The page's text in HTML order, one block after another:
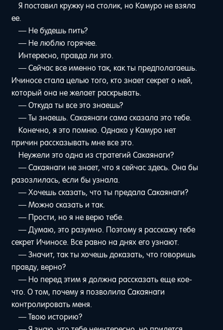
Я поставил кружку на столик, но Камуро не взяла
ее.
— Не будешь пить?
— Не люблю горячее.
Интересно, правда ли это.
— Сейчас все именно так, как ты предполагаешь.
Ичиносе стала целью того, кто знает секрет о ней,
который она не желает раскрывать.
— Откуда ты все это знаешь?
— Ты знаешь. Сакаянаги сама сказала это тебе.
Конечно, я это помню. Однако у Камуро нет
причин рассказывать мне все это.
Неужели это одна из стратегий Сакаянаги?
— Сакаянаги не знает, что я сейчас здесь. Она бы
разозлилась, если бы узнала.
— Хочешь сказать, что ты предала Сакаянаги?
— Можно сказать и так.
— Прости, но я не верю тебе.
— Думаю, это разумно. Поэтому я расскажу тебе
секрет Ичиносе. Все равно на днях его узнают.
— Значит, так ты хочешь доказать, что говоришь
правду, верно?
— Но перед этим я должна рассказать еще кое-
что. О том, почему я позволила Сакаянаги
контролировать меня.
— Твою историю?